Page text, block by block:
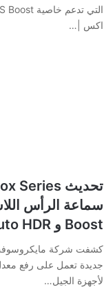
اكس |…
Boost و Auto HDR
كشفت شركة مايكروسوفت
لأجهزة الجيل…